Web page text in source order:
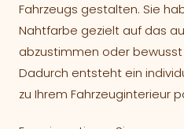
Fahrzeugs gestalten. Sie
Nahtfarbe gezielt auf das
abzustimmen oder
Dadurch entsteht ein
zu Ihrem Fahrzeuginterieur